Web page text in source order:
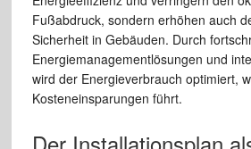
Fußabdruck, sondern erhöhen auch
Sicherheit in Gebäuden. Durch
Energiemanagementlösungen und
wird der Energieverbrauch optimiert,
Kosteneinsparungen führt.